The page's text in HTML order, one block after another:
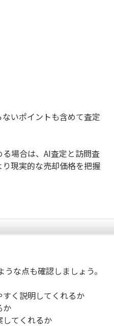
いポイントも含めて査定
場合は、AI査定と訪問査
現実的な売却価格を把握
な点も確認しましょう。
く説明してくれるか
か
してくれるか